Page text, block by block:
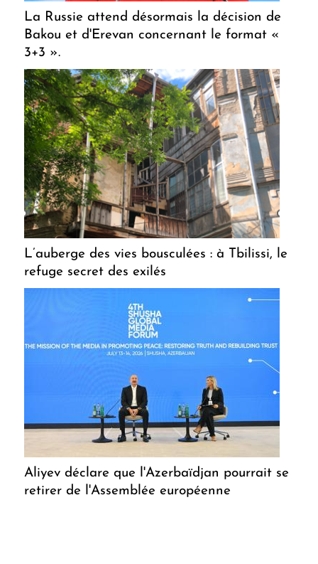
La Russie attend désormais la décision de
Bakou et d'Erevan concernant le format «
3+3 ».
L’auberge des vies bousculées : à Tbilissi, le
refuge secret des exilés
Aliyev déclare que l'Azerbaïdjan pourrait se
retirer de l'Assemblée européenne